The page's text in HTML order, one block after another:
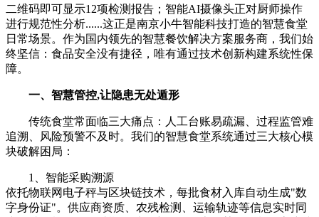
二维码即可显示12项检测报告；智能AI摄像头正对厨师操作
进行规范性分析......这正是南京小牛智能科技打造的智慧食堂
日常场景。作为国内领先的智慧餐饮解决方案服务商，我们始
终坚信：食品安全没有捷径，唯有通过技术创新构建系统性保
障。
一、智慧管控,让隐患无处遁形
传统食堂常面临三大痛点：人工台账易疏漏、过程监管难
追溯、风险预警不及时。我们的智慧食堂系统通过三大核心模
块破解困局：
1、智能采购溯源
依托物联网电子秤与区块链技术，每批食材入库自动生成"数
字身份证"。供应商资质、农残检测、运输轨迹等信息实时同